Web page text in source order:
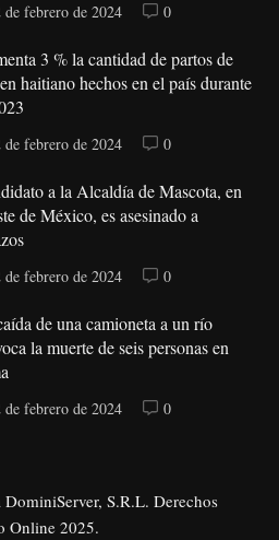
de febrero de 2024 0
3 % la cantidad de partos de
haitiano hechos en el país durante
de febrero de 2024 0
a la Alcaldía de Mascota, en
de México, es asesinado a
de febrero de 2024 0
de una camioneta a un río
la muerte de seis personas en
de febrero de 2024 0
S.R.L. Derechos
Online 2025.